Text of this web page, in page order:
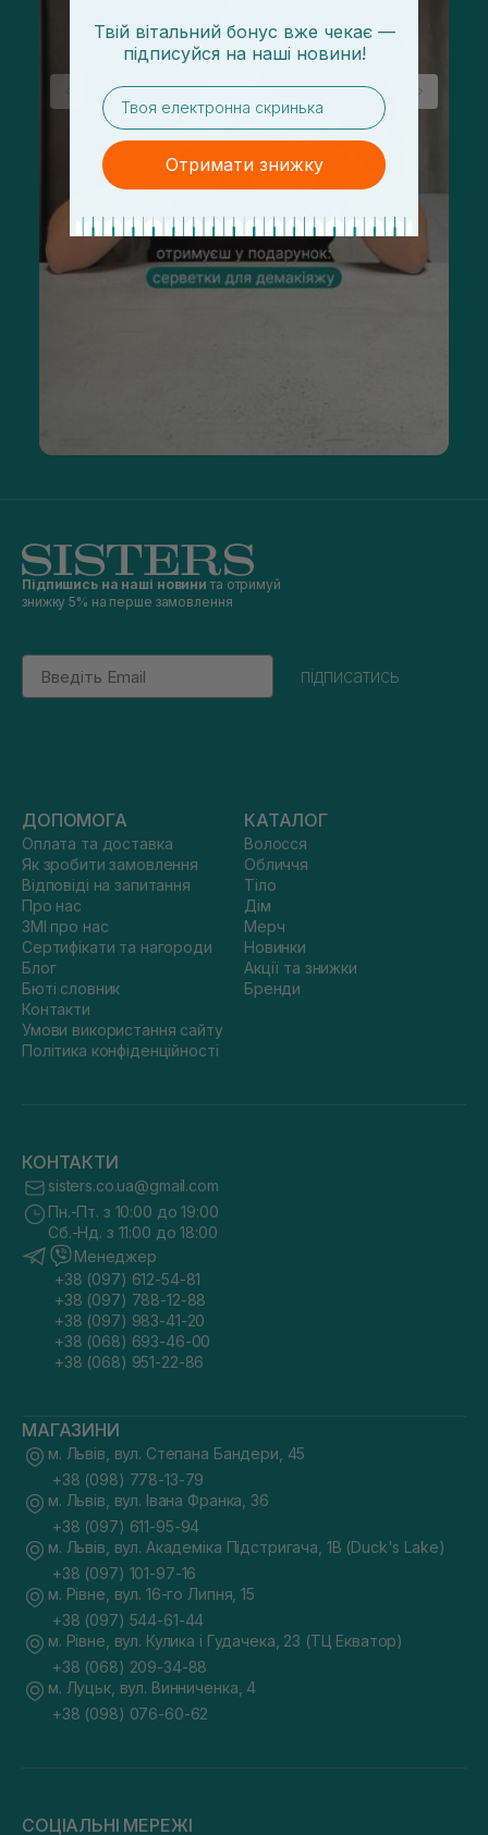
Підпишись на наші новини та отримуй
знижку 5% на перше замовлення
Email
підписатись
ДОПОМОГА
Оплата та доставка
Як зробити замовлення
Відповіді на запитання
Про нас
ЗМІ про нас
Сертифікати та нагороди
Блог
Бюті словник
Контакти
Умови використання сайту
Політика конфіденційності
КАТАЛОГ
Волосся
Обличчя
Тіло
Дім
Мерч
Новинки
Акції та знижки
Бренди
КОНТАКТИ
sisters.co.ua@gmail.com
Пн.-Пт. з 10:00 до 19:00
Сб.-Нд. з 11:00 до 18:00
Менеджер
+38 (097) 612-54-81
+38 (097) 788-12-88
+38 (097) 983-41-20
+38 (068) 693-46-00
+38 (068) 951-22-86
МАГАЗИНИ
м. Львів, вул. Степана Бандери, 45
+38 (098) 778-13-79
м. Львів, вул. Івана Франка, 36
+38 (097) 611-95-94
м. Львів, вул. Академіка Підстригача, 1В (Duck's Lake)
+38 (097) 101-97-16
м. Рівне, вул. 16-го Липня, 15
+38 (097) 544-61-44
м. Рівне, вул. Кулика і Гудачека, 23 (ТЦ Екватор)
+38 (068) 209-34-88
м. Луцьк, вул. Винниченка, 4
+38 (098) 076-60-62
СОЦІАЛЬНІ МЕРЕЖІ
Твій вітальний бонус вже чекає —
підписуйся на наші новини!
email
Отримати знижку